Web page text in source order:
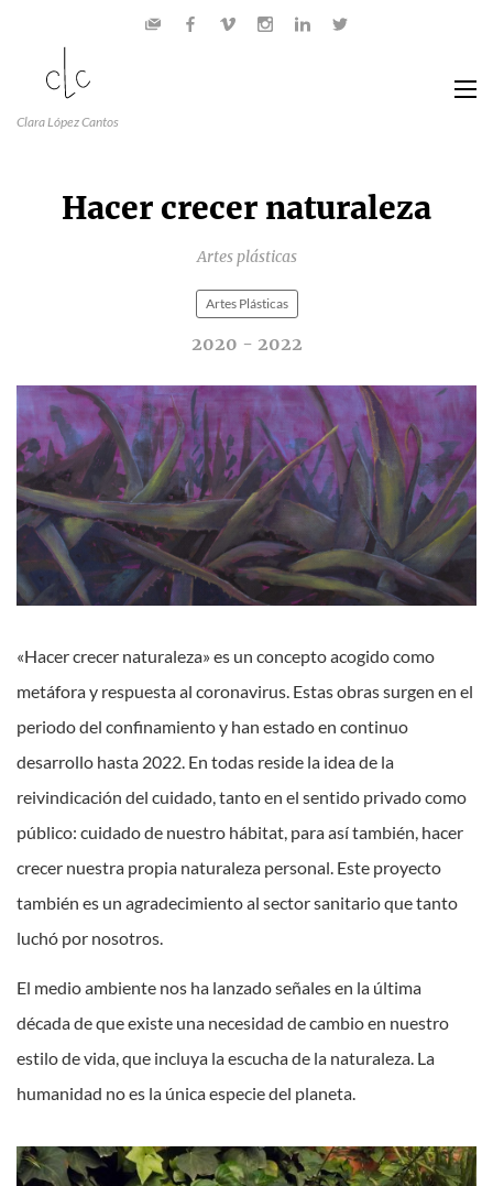
Clara López Cantos
Hacer crecer naturaleza
Artes plásticas
2020 - 2022
Artes Plásticas
«Hacer crecer naturaleza» es un concepto acogido como
metáfora y respuesta al coronavirus. Estas obras surgen en el
periodo del confinamiento y han estado en continuo
desarrollo hasta 2022. En todas reside la idea de la
reivindicación del cuidado, tanto en el sentido privado como
público: cuidado de nuestro hábitat, para así también, hacer
crecer nuestra propia naturaleza personal. Este proyecto
también es un agradecimiento al sector sanitario que tanto
luchó por nosotros.
El medio ambiente nos ha lanzado señales en la última
década de que existe una necesidad de cambio en nuestro
estilo de vida, que incluya la escucha de la naturaleza. La
humanidad no es la única especie del planeta.